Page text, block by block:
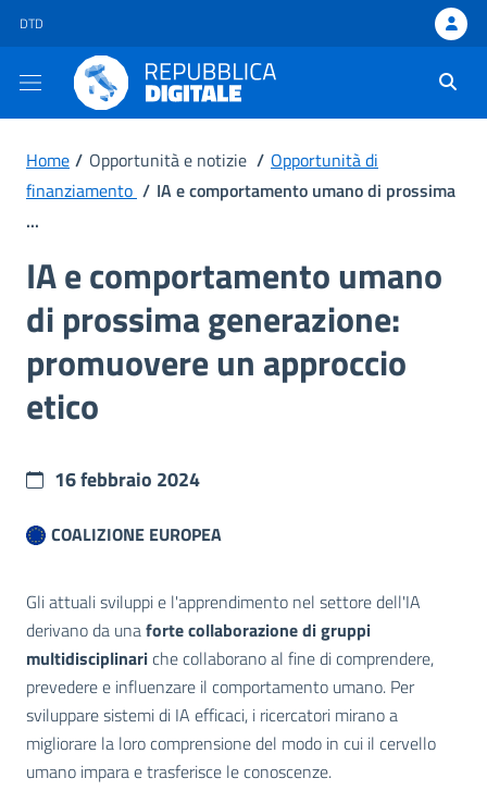
DTD
Ti trovi in:
Home / Opportunità e notizie / Opportunità di
finanziamento / IA e comportamento umano di prossima
...
IA e comportamento umano
di prossima generazione:
promuovere un approccio
etico
16 febbraio 2024
COALIZIONE EUROPEA
Gli attuali sviluppi e l'apprendimento nel settore dell'IA
derivano da unaforte collaborazione di gruppi
multidisciplinariche collaborano al fine di comprendere,
prevedere e influenzare il comportamento umano. Per
sviluppare sistemi di IA efficaci, i ricercatori mirano a
migliorare la loro comprensione del modo in cui il cervello
umano impara e trasferisce le conoscenze.